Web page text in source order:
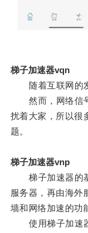
梯子加速器vqn
随着互联网的发
然而，网络信号
扰着大家，所以很
题。
梯子加速器vnp
梯子加速器的基
服务器，再由海外
墙和网络加速的功
使用梯子加速器